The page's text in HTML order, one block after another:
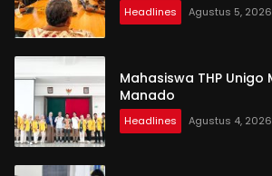
Headlines Agustus 5, 2026
Mahasiswa THP Unigo
Manado
Headlines Agustus 4, 2026